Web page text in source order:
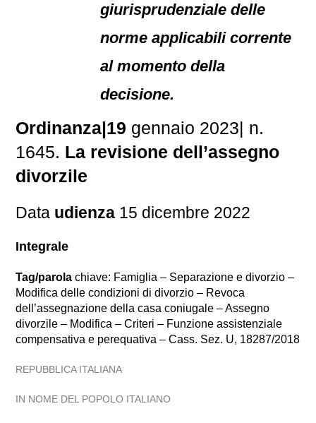
giurisprudenziale delle
norme applicabili corrente
al momento della
decisione.
Ordinanza|19 gennaio 2023| n.
1645. La revisione dell’assegno
divorzile
Data udienza 15 dicembre 2022
Integrale
Tag/parola chiave: Famiglia – Separazione e divorzio –
Modifica delle condizioni di divorzio – Revoca
dell’assegnazione della casa coniugale – Assegno
divorzile – Modifica – Criteri – Funzione assistenziale
compensativa e perequativa – Cass. Sez. U, 18287/2018
REPUBBLICA ITALIANA
IN NOME DEL POPOLO ITALIANO